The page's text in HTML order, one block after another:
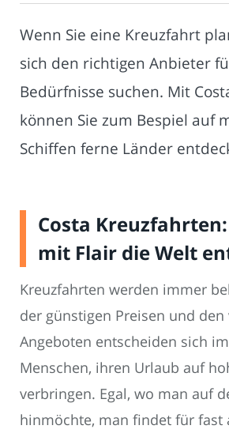
Wenn Sie eine Kreuzfahrt
sich den richtigen Anbieter
Bedürfnisse suchen. Mit
können Sie zum Bespiel auf
Schiffen ferne Länder
Costa
mit Flair die Welt
Kreuzfahrten werden immer
der günstigen Preisen und
Angeboten entscheiden sich
Menschen, ihren Urlaub auf
verbringen. Egal, wo man auf
hinmöchte, man findet für fast